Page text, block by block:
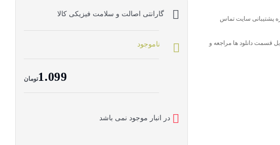
پشتیبانی سایت تماس
قسمت دانلود ها مراجعه و
گارانتی اصالت و سلامت فیزیکی کالا
ناموجود
1.099تومان
در انبار موجود نمی باشد